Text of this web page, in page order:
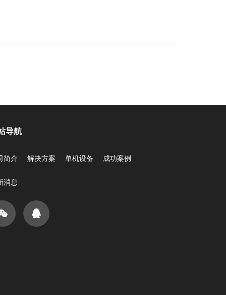
导航
简介 解决方案 单机设备 成功案例
消息